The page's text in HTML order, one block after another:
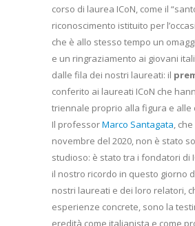
corso di laurea ICoN, come il
riconoscimento istituito per
che è allo stesso tempo un
e un ringraziamento ai giovani
dalle fila dei nostri laureati: il
conferito ai laureati ICoN che
triennale proprio alla figura e alle
Il professorMarco Santagata,
novembre del 2020, non è stato
studioso: è stato tra i fondatori di
il nostro ricordo in questo giorno
nostri laureati e dei loro relatori,
esperienze concrete, sono la
eredità come italianista e come